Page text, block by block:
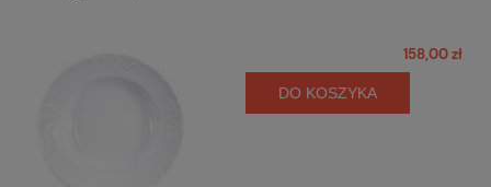
158,00 zł
DO KOSZYKA